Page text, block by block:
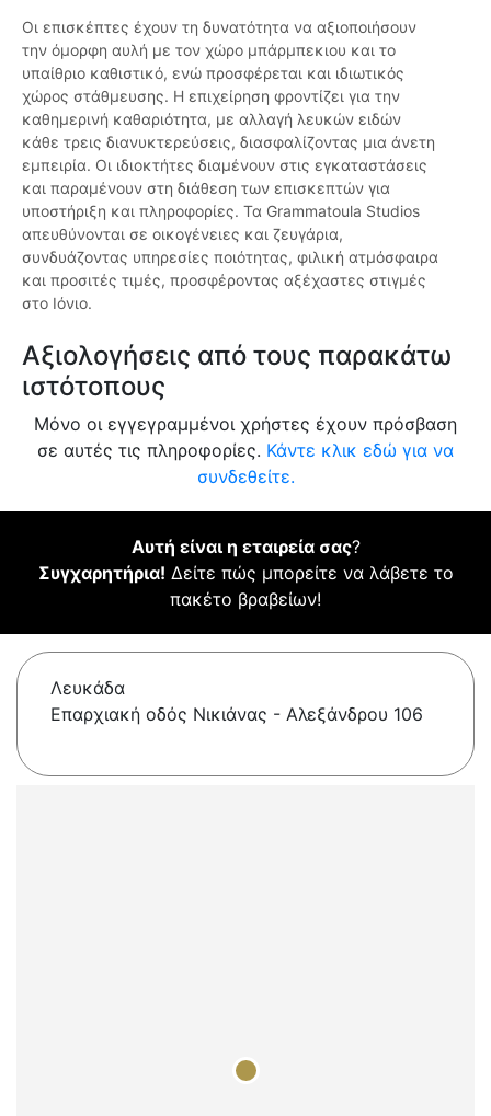
Οι επισκέπτες έχουν τη δυνατότητα να αξιοποιήσουν
την όμορφη αυλή με τον χώρο μπάρμπεκιου και το
υπαίθριο καθιστικό, ενώ προσφέρεται και ιδιωτικός
χώρος στάθμευσης. Η επιχείρηση φροντίζει για την
καθημερινή καθαριότητα, με αλλαγή λευκών ειδών
κάθε τρεις διανυκτερεύσεις, διασφαλίζοντας μια άνετη
εμπειρία. Οι ιδιοκτήτες διαμένουν στις εγκαταστάσεις
και παραμένουν στη διάθεση των επισκεπτών για
υποστήριξη και πληροφορίες. Τα Grammatoula Studios
απευθύνονται σε οικογένειες και ζευγάρια,
συνδυάζοντας υπηρεσίες ποιότητας, φιλική ατμόσφαιρα
και προσιτές τιμές, προσφέροντας αξέχαστες στιγμές
στο Ιόνιο.
Αξιολογήσεις από τους παρακάτω
ιστότοπους
Μόνο οι εγγεγραμμένοι χρήστες έχουν πρόσβαση
σε αυτές τις πληροφορίες. Κάντε κλικ εδώ για να
συνδεθείτε.
Αυτή είναι η εταιρεία σας?
Συγχαρητήρια! Δείτε πώς μπορείτε να λάβετε το
πακέτο βραβείων!
Λευκάδα
Επαρχιακή οδός Νικιάνας - Αλεξάνδρου 106